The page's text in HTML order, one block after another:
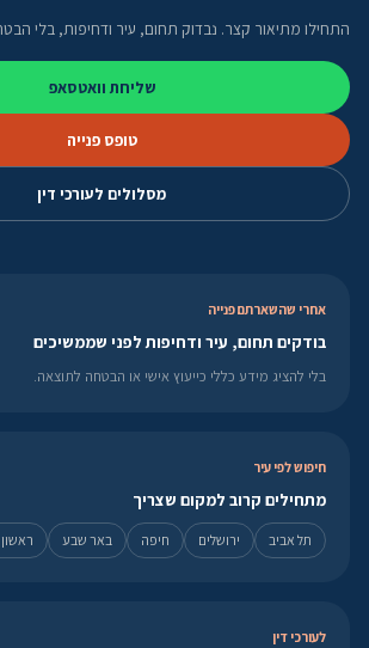
התחילו מתיאור קצר. נבדוק תחום, עיר ודחיפות, בלי
שליחת וואטסאפ
טופס פנייה
מסלולים לעורכי דין
אחרי שהשארתם פנייה
בודקים תחום, עיר ודחיפות לפני שממשיכים
בלי להציג מידע כללי כייעוץ אישי או הבטחה לתוצאה.
חיפוש לפי עיר
מתחילים קרוב למקום שצריך
תל אביב ירושלים חיפה באר שבע ראשון
לעורכי דין